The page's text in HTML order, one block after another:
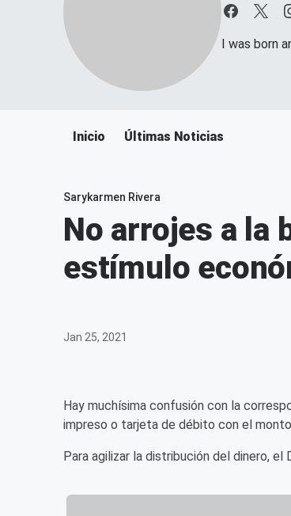
I was born
Inicio Últimas Noticias
Sarykarmen Rivera
No arrojes a la
estímulo
Jan 25, 2021
Hay muchísima confusión con la
impreso o tarjeta de débito con el
Para agilizar la distribución del dinero,